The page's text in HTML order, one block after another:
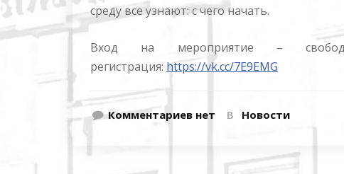
среду все узнают: с чего начать.
Вход на мероприятие –
регистрация: https://vk.cc/7E9EMG
Комментариев нет В Новости